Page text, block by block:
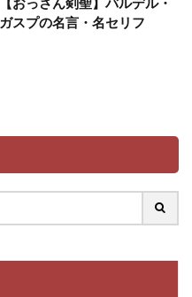
ガスプの名言・名セリフ